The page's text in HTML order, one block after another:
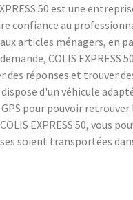
50 est une
confiance au
articles ménagers, en
COLIS
des réponses et trouver
dispose d'un véhicule
pour pouvoir
EXPRESS 50, vous
soient transportées